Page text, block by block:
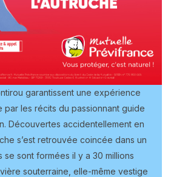
garantissent une expérience
les récits du passionnant guide
Découvertes accidentellement en
s’est retrouvée coincée dans un
se sont formées il y a 30 millions
souterraine, elle-même vestige